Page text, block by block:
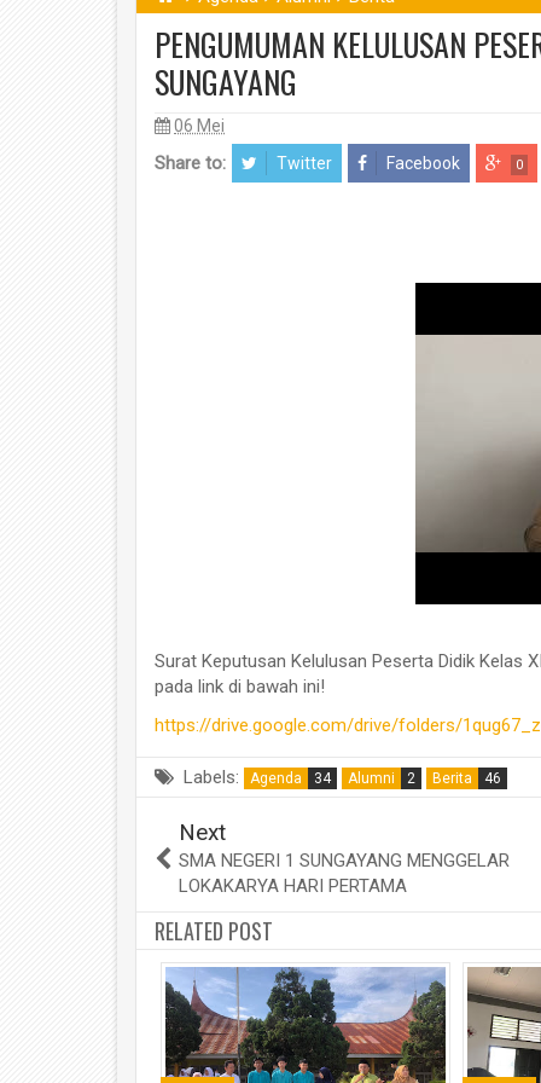
PENGUMUMAN KELULUSAN
SUNGAYANG
06 Mei
Share to: Twitter Facebook 0
Surat Keputusan Kelulusan Peserta Didik Kelas
pada link di bawah ini!
https://drive.google.com/drive/folders/
Labels: Agenda 34 Alumni 2 Berita 46
Next
SMA NEGERI 1 SUNGAYANG MENGGELAR
LOKAKARYA HARI PERTAMA
RELATED POST